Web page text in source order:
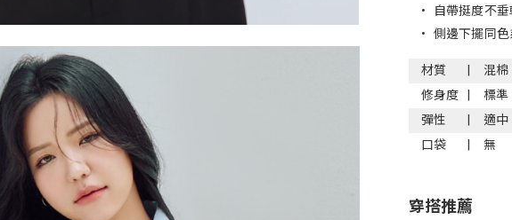
• 自帶挺度不
• 側邊下擺同
材質
混棉
修身度
標準
彈性
適中
口袋
無
穿搭推薦